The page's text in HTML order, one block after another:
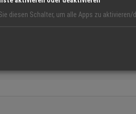
AUGEN - Jens Przibilla e. K.
37, 77955 Ettenheim
diesen Schalter, um alle Apps zu aktivieren/